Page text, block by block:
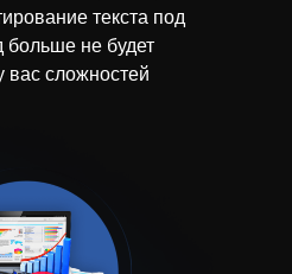
текста под
не будет
вас сложностей